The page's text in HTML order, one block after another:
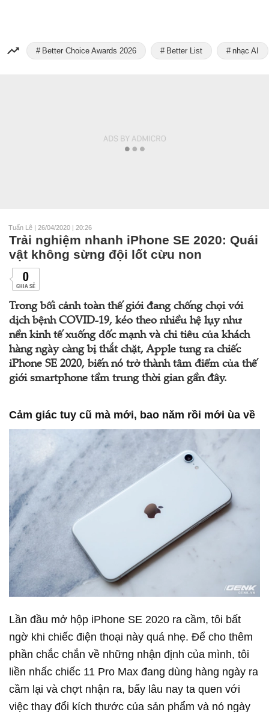
Better Choice Awards 2026 Better List nhạc AI
Tuấn Lê | 26/04/2020 | 20:26
Trải nghiệm nhanh iPhone SE 2020: Quái
vật không sừng đội lốt cừu non
0
CHIA SẺ
Trong bối cảnh toàn thế giới đang chống chọi với
dịch bệnh COVID-19, kéo theo nhiều hệ lụy như
nền kinh tế xuống dốc mạnh và chi tiêu của khách
hàng ngày càng bị thắt chặt, Apple tung ra chiếc
iPhone SE 2020, biến nó trở thành tâm điểm của thế
giới smartphone tầm trung thời gian gần đây.
Cảm giác tuy cũ mà mới, bao năm rồi mới ùa về
Lần đầu mở hộp iPhone SE 2020 ra cầm, tôi bất
ngờ khi chiếc điện thoại này quá nhẹ. Để cho thêm
phần chắc chắn về những nhận định của mình, tôi
liền nhấc chiếc 11 Pro Max đang dùng hàng ngày ra
cầm lại và chợt nhận ra, bấy lâu nay ta quen với
việc thay đổi kích thước của sản phẩm và nó ngày